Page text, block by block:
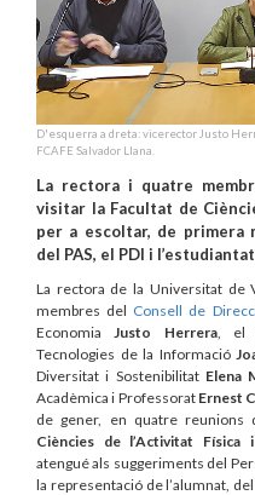
D'esquerra a dreta: vicerector Justo
FCAFE Salvador Llana.
La rectora i quatre
visitar la Facultat de
per a escoltar, de primera
del PAS, el PDI i
La rectora de la Universitat de
membres del Consell de
EconomiaJusto Herrera, el
Tecnologies de la Informació
Diversitat i Sostenibilitat Elena
Acadèmica i Professorat Ernest
de gener, en quatre reunions
Ciències de l’Activitat Física
atengué als suggeriments del
la representació de l’alumnat,